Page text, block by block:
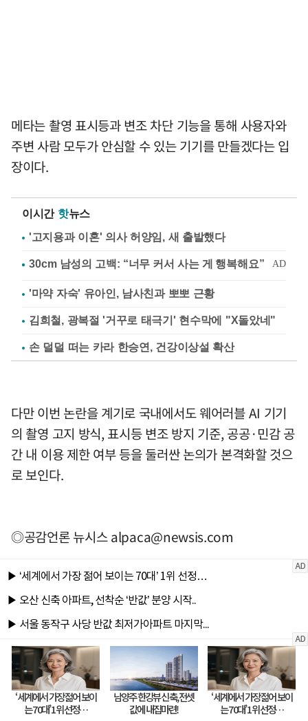
메타는 촬영 표시등과 변조 차단 기능을 통해 사용자와
주변 사람 모두가 안심할 수 있는 기기를 만들겠다는 입
장이다.
이시간 핫뉴스
'고지용과 이혼' 의사 허양임, 새 출발했다
'마약 자숙' 유아인, 남사친과 뽀뽀 근황
김희철, 광복절 '거꾸로 태극기' 현수막에 "X돌았네"
손 덜덜 떠는 카라 한승연, 건강이상설 확산
다만 이번 논란을 계기로 국내에서도 웨어러블 AI 기기
의 촬영 고지 방식, 표시등 변조 방지 기준, 공공·민감 공
간 내 이용 제한 여부 등을 둘러싼 논의가 본격화할 것으
로 보인다.
◎공감언론 뉴시스alpaca@newsis.com